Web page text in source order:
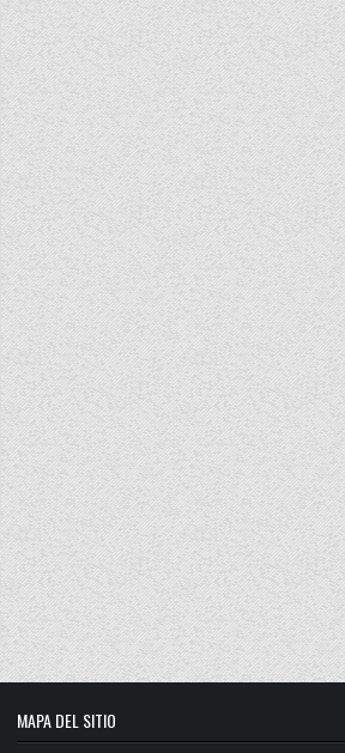
MAPA DEL SITIO